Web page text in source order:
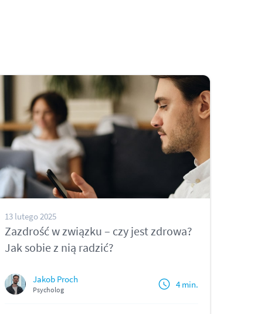
13 lutego 2025
Zazdrość w związku – czy jest zdrowa?
Jak sobie z nią radzić?
Jakob Proch
Psycholog 4 min.